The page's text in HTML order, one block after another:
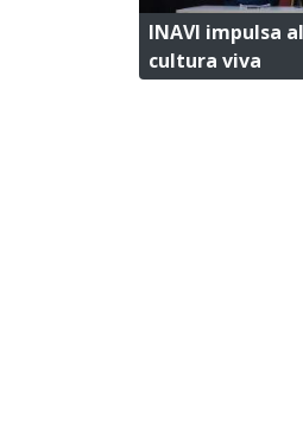
INAVI impulsa
cultura viva